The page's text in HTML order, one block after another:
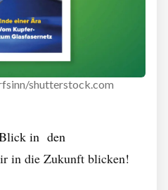
shutterstock.com
in den
in die Zukunft blicken!